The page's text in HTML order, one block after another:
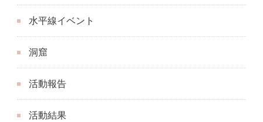
水平線イベント
洞窟
活動報告
活動結果